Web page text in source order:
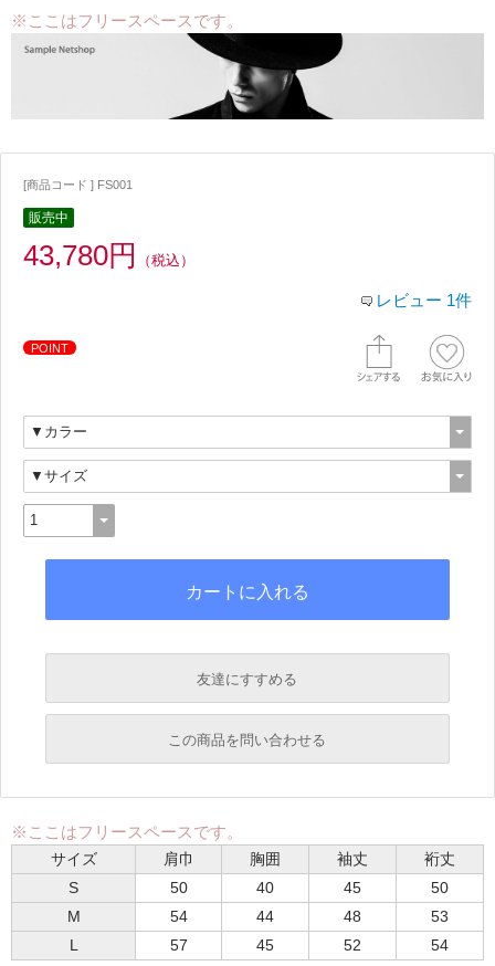
※ここはフリースペースです。
[商品コード ] FS001
販売中
43,780円 （税込）
レビュー 1件
POINT
友達にすすめる
必須
必須
この商品を問い合わせる
必須
※ここはフリースペースです。
サイズ 肩巾 胸囲 袖丈
裄丈
S
50 40 45
50
M
54 44 48
53
L
57 45 52 54